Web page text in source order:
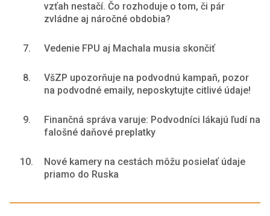
vzťah nestačí. Čo rozhoduje o tom, či pár
zvládne aj náročné obdobia?
7. Vedenie FPU aj Machala musia skončiť
8.
VšZP upozorňuje na podvodnú kampaň, pozor
na podvodné emaily, neposkytujte citlivé údaje!
9.
Finančná správa varuje: Podvodníci lákajú ľudí na
falošné daňové preplatky
10.
Nové kamery na cestách môžu posielať údaje
priamo do Ruska